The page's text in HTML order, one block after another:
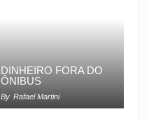
DINHEIRO FORA DO
ÔNIBUS
By Rafael Martini